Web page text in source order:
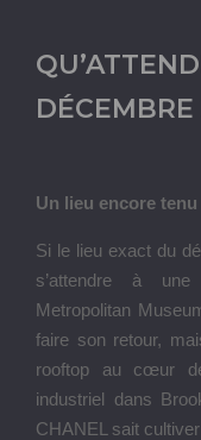
Un lieu encore
Si le lieu exact du
s’attendre à une
Metropolitan
faire son retour,
rooftop au cœur
industriel dans
CHANEL sait